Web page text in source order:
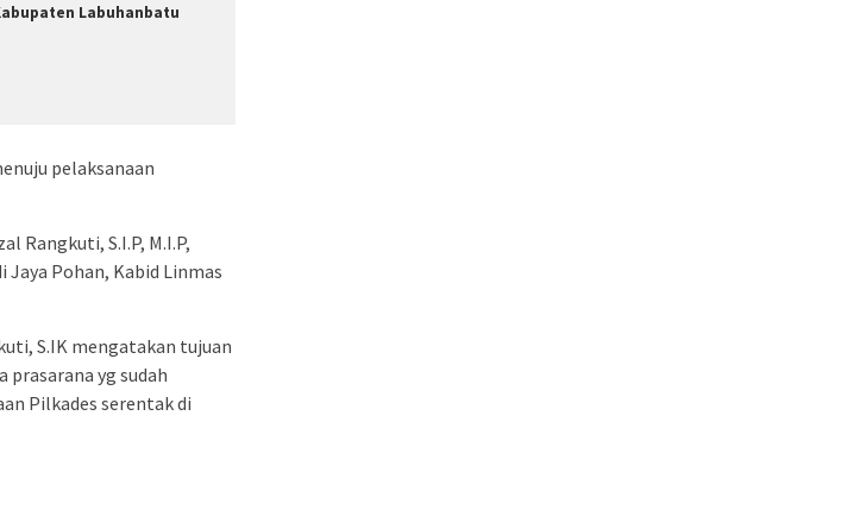
Labuhanbatu
pelaksanaan
Rangkuti, S.I.P, M.I.P,
Jaya Pohan, Kabid Linmas
S.IK mengatakan tujuan
yg sudah
Pilkades serentak di